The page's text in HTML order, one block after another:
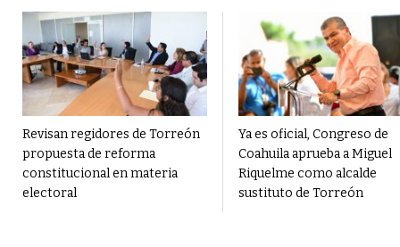
Revisan regidores de Torreón
propuesta de reforma
constitucional en materia
electoral
Ya es oficial, Congreso de
Coahuila aprueba a Miguel
Riquelme como alcalde
sustituto de Torreón